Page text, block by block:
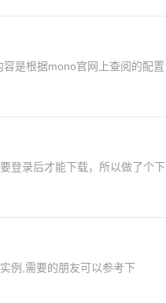
是根据mono官网上查阅的配置
登录后才能下载，所以做了个下
例,需要的朋友可以参考下